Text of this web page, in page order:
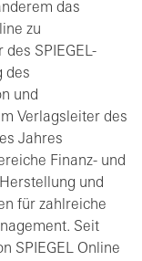
das
zu
SPIEGEL-
des
und
Verlagsleiter des
Jahres
Finanz- und
und
für zahlreiche
Seit
SPIEGEL Online